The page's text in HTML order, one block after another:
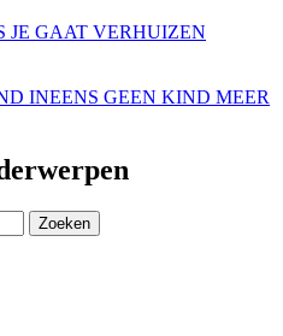
JE GAAT VERHUIZEN
INEENS GEEN KIND MEER